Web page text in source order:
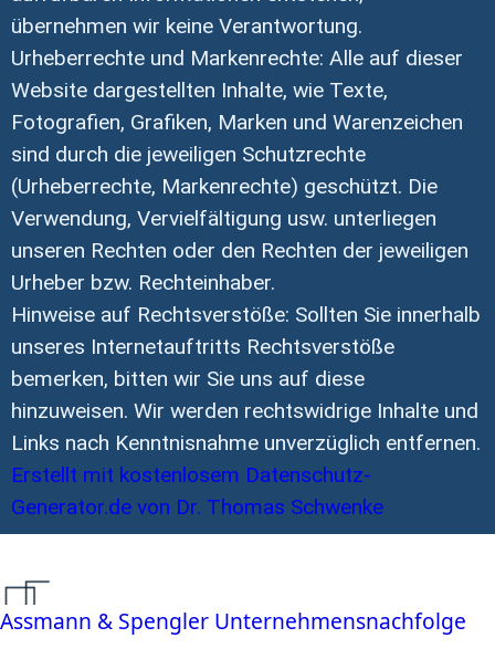
übernehmen wir keine Verantwortung.
Urheberrechte und Markenrechte: Alle auf dieser
Website dargestellten Inhalte, wie Texte,
Fotografien, Grafiken, Marken und Warenzeichen
sind durch die jeweiligen Schutzrechte
(Urheberrechte, Markenrechte) geschützt. Die
Verwendung, Vervielfältigung usw. unterliegen
unseren Rechten oder den Rechten der jeweiligen
Urheber bzw. Rechteinhaber.
Hinweise auf Rechtsverstöße: Sollten Sie innerhalb
unseres Internetauftritts Rechtsverstöße
bemerken, bitten wir Sie uns auf diese
hinzuweisen. Wir werden rechtswidrige Inhalte und
Links nach Kenntnisnahme unverzüglich entfernen.
Erstellt mit kostenlosem Datenschutz-
Generator.de von Dr. Thomas Schwenke
Assmann & Spengler Unternehmensnachfolge